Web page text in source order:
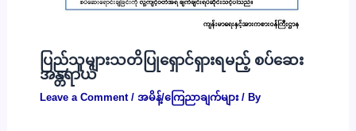
ပြည်သူများသတိပြုရှောင်ရှားရမည့် စပ်ဆေး
အန္တရာယ်
Leave a Comment / အမိန့်/ကြေညာချက်များ/ By